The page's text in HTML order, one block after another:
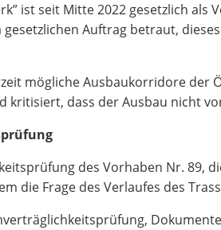
ist seit Mitte 2022 gesetzlich als
Auftrag betraut,
mögliche Ausbaukorridore der
dass der Ausbau nicht
des Vorhaben Nr. 89,
die Frage des Verlaufes des